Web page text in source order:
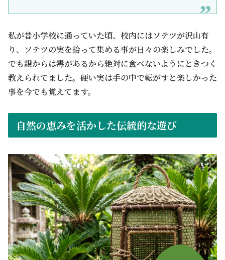
私が昔小学校に通っていた頃、校内にはソテツが沢山有
り、ソテツの実を拾って集める事が日々の楽しみでした。
でも親からは毒があるから絶対に食べないようにときつく
教えられてました。硬い実は手の中で転がすと楽しかった
事を今でも覚えてます。
自然の恵みを活かした伝統的な遊び